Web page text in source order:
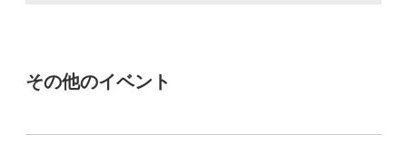
その他のイベント